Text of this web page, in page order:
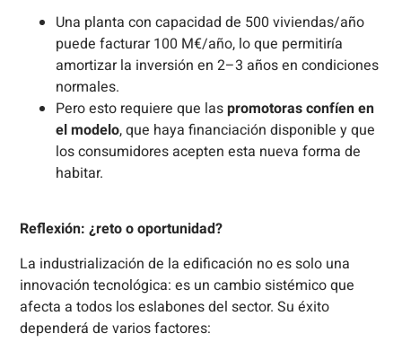
Una planta con capacidad de 500 viviendas/año
puede facturar 100 M€/año, lo que permitiría
amortizar la inversión en 2–3 años en condiciones
normales.
Pero esto requiere que laspromotoras confíen en
el modelo, que haya financiación disponible y que
los consumidores acepten esta nueva forma de
habitar.
Reflexión: ¿reto o oportunidad?
La industrialización de la edificación no es solo una
innovación tecnológica: es un cambio sistémico que
afecta a todos los eslabones del sector. Su éxito
dependerá de varios factores: